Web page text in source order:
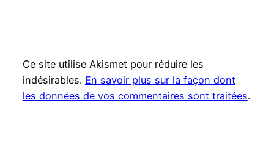
Ce site utilise Akismet pour réduire les
indésirables. En savoir plus sur la façon dont
les données de vos commentaires sont traitées.